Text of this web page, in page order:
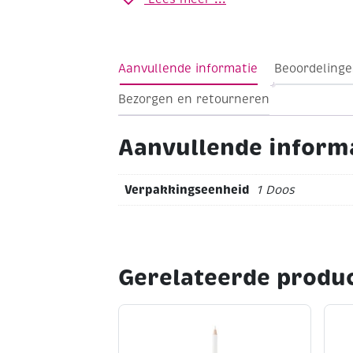
Aanvullende informatie
Bezorgen en retourneren
Aanvullende
Verpakkingseenheid 1 Doos
Gerelateerde